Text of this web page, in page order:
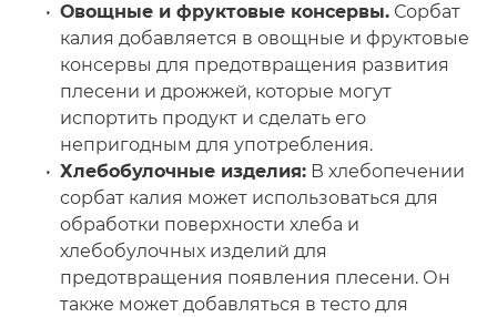
Овощные и фруктовые консервы.Сорбат
калия добавляется в овощные и фруктовые
консервы для предотвращения развития
плесени и дрожжей, которые могут
испортить продукт и сделать его
непригодным для употребления.
Хлебобулочные изделия:В хлебопечении
сорбат калия может использоваться для
обработки поверхности хлеба и
хлебобулочных изделий для
предотвращения появления плесени. Он
также может добавляться в тесто для